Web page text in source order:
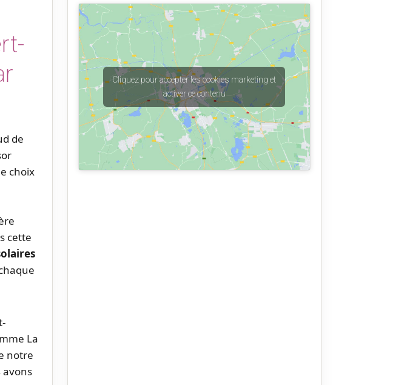
de
choix
cette
La
notre
avons
Cliquez pour accepter les cookies marketing et
activer ce contenu